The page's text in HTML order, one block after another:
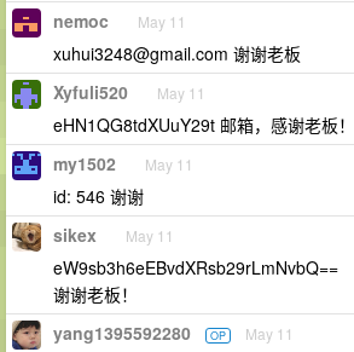
nemoc May 11
xuhui3248@gmail.com 谢谢老板
Xyfuli520 May 11
eHN1QG8tdXUuY29t 邮箱，感谢老板
my1502 May 11
id: 546 谢谢
sikex May 11
eW9sb3h6eEBvdXRsb29rLmNvbQ==
谢谢老板！
yang1395592280 OP May 11